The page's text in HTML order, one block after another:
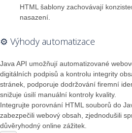
HTML šablony zachovávají
nasazení.
⚙️ Výhody automatizace
Java API umožňují automatizované
digitálních podpisů a kontrolu integrity
stránek, podporuje dodržování firemní
snižuje úsilí manuální kontroly kvality.
Integrujte porovnání HTML souborů do
zabezpečili webový obsah, zjednodušili
důvěryhodný online zážitek.